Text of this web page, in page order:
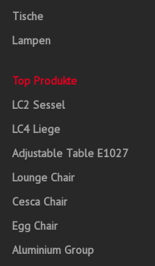
Tische
Lampen
Top Produkte
LC2 Sessel
LC4 Liege
Adjustable Table E1027
Lounge Chair
Cesca Chair
Egg Chair
Aluminium Group